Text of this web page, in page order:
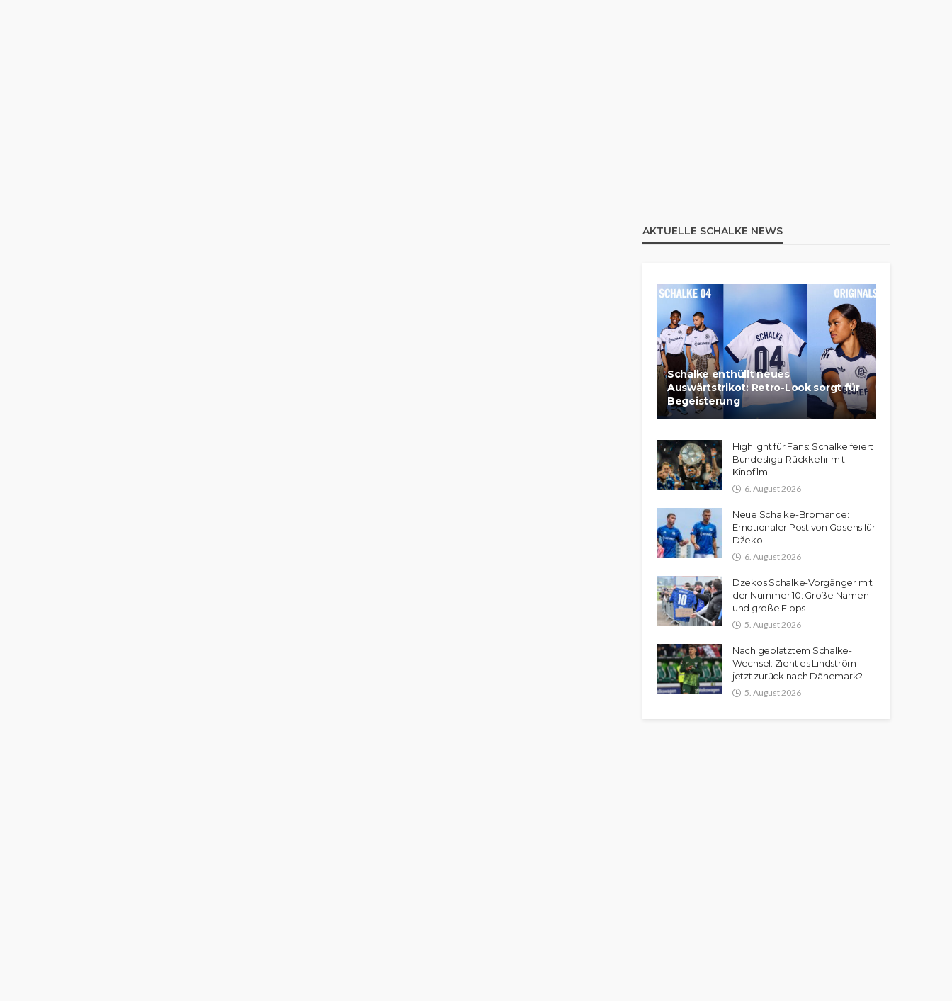
AKTUELLE SCHALKE NEWS
Schalke enthüllt neues
Auswärtstrikot: Retro-Look sorgt für
Begeisterung
Highlight für Fans: Schalke feiert
Bundesliga-Rückkehr mit
Kinofilm
6. August 2026
Neue Schalke-Bromance:
Emotionaler Post von Gosens für
Džeko
6. August 2026
Dzekos Schalke-Vorgänger mit
der Nummer 10: Große Namen
und große Flops
5. August 2026
Nach geplatztem Schalke-
Wechsel: Zieht es Lindström
jetzt zurück nach Dänemark?
5. August 2026